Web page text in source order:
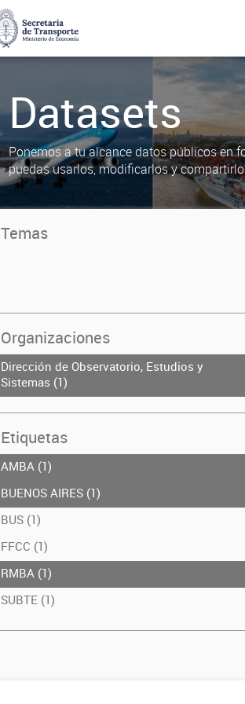
Datasets
Ponemos a tu alcance datos públicos en
puedas usarlos, modificarlos y
Temas
Organizaciones
Dirección de Observatorio, Estudios y
Sistemas (1)
Etiquetas
AMBA (1)
BUENOS AIRES (1)
BUS (1)
FFCC (1)
RMBA (1)
SUBTE (1)